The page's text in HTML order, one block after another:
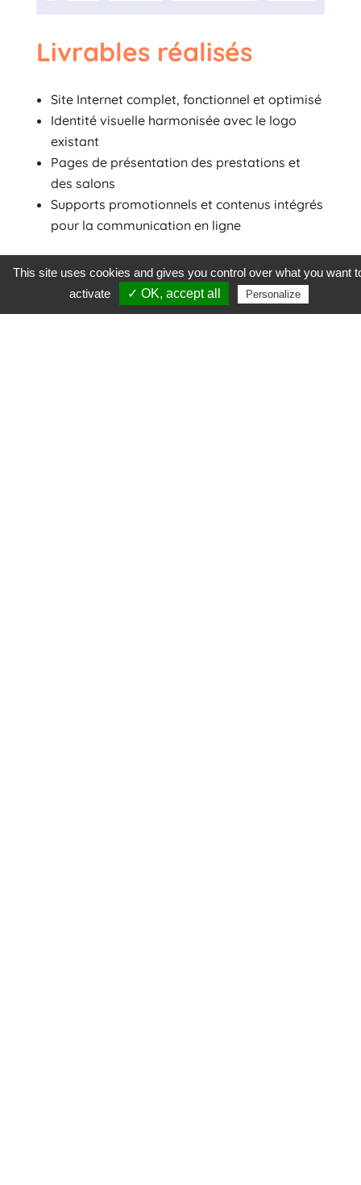
Livrables réalisés
Site Internet complet, fonctionnel et optimisé
Identité visuelle harmonisée avec le logo
existant
Pages de présentation des prestations et
des salons
Supports promotionnels et contenus intégrés
pour la communication en ligne
Résultats obtenus
This site uses cookies and gives you control over what you want
activate
✓ OK, accept all Personalize